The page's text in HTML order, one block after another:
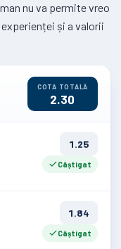
nu va permite vreo
experienței și a valorii
COTA TOTALĂ
2.30
1.25
Câștigat
1.84
Câștigat